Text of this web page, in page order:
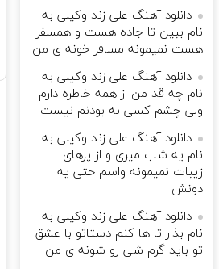
دانلود آهنگ علی زند وکیلی به
نام ببین تا جاده هست و همسفر
هست نمیمونه مسافر خونه ی من
دانلود آهنگ علی زند وکیلی به
نام چه قد من از همه خاطره دارم
ولی چشم كسی به بودنم نیست
دانلود آهنگ علی زند وکیلی به
نام یه شب میرى و از پرهای
زيبات نمیمونه واسم حتی یه
دونش
دانلود آهنگ علی زند وکیلی به
نام بذار تا ها كنم دستاتو با عشق
تو باید گرم شی رو شونه ى من